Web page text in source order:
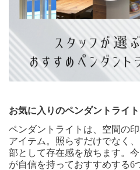
お気に入りのペンダントライ
ペンダントライトは、空間の
アイテム。照らすだけでなく
部として存在感を放ちます。
が自信を持っておすすめする6